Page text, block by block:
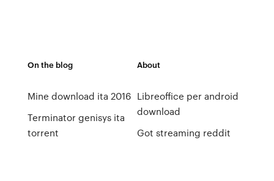
On the blog
Mine download ita 2016
Terminator genisys ita
torrent
About
Libreoffice per android
download
Got streaming reddit